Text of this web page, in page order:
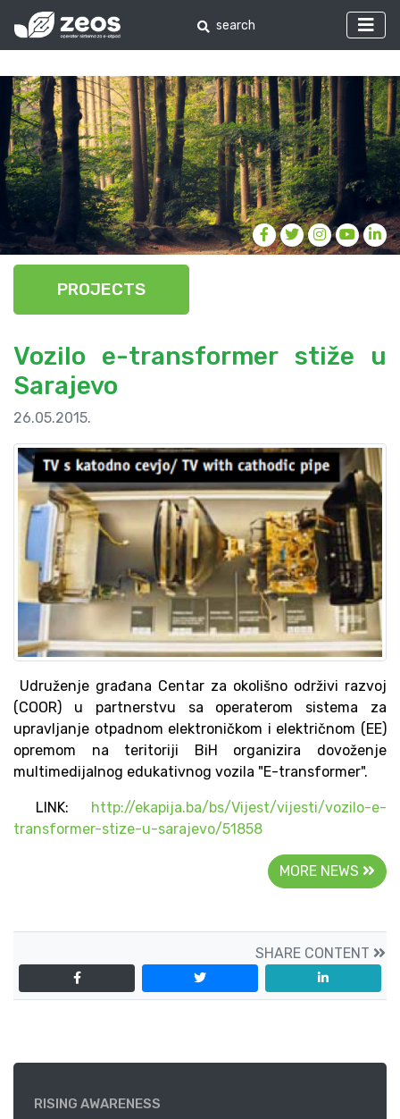
PROJECTS
Vozilo e-transformer stiže u
Sarajevo
26.05.2015.
Udruženje građana Centar za okolišno održivi razvoj
(COOR) u partnerstvu sa operaterom sistema za
upravljanje otpadnom elektroničkom i električnom (EE)
opremom na teritoriji BiH organizira dovoženje
multimedijalnog edukativnog vozila "E-transformer".
LINK:
http://ekapija.ba/bs/Vijest/vijesti/vozilo-e-
transformer-stize-u-sarajevo/51858
MORE NEWS
SHARE CONTENT
RISING AWARENESS